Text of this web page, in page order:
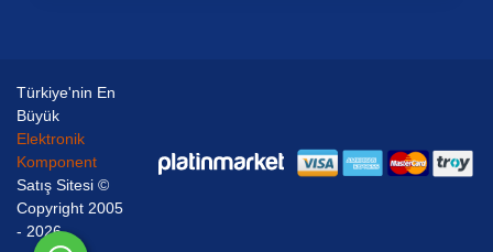
Türkiye'nin En
Büyük
Elektronik
Komponent
Satış Sitesi ©
Copyright 2005
- 2026